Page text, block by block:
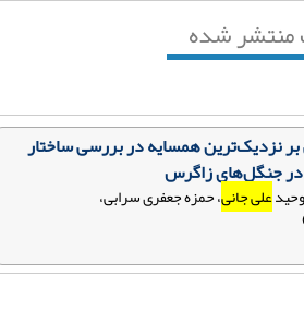
شده
همسایه در بررسی ساختار
جنگل‌های زاگرس
علی جانی، حمزه جعفری سرابی،